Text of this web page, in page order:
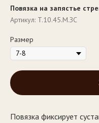
Повязка на запястье
Артикул: T.10.45.М.ЗС
Размер
Повязка фиксирует